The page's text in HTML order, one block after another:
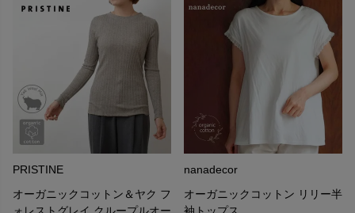
PRISTINE
オーガニックコットン＆ヤク フ
ォレストグレイ クループルオー
nanadecor
オーガニックコットン リリー半
袖トップス